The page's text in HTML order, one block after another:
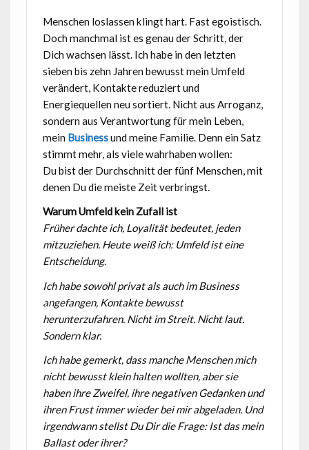
Menschen loslassen klingt hart. Fast egoistisch.
Doch manchmal ist es genau der Schritt, der
Dich wachsen lässt. Ich habe in den letzten
sieben bis zehn Jahren bewusst mein Umfeld
verändert, Kontakte reduziert und
Energiequellen neu sortiert. Nicht aus Arroganz,
sondern aus Verantwortung für mein Leben,
mein Businessund meine Familie. Denn ein Satz
stimmt mehr, als viele wahrhaben wollen:
Du bist der Durchschnitt der fünf Menschen, mit
denen Du die meiste Zeit verbringst.
Warum Umfeld kein Zufall ist
Früher dachte ich, Loyalität bedeutet, jeden
mitzuziehen. Heute weiß ich: Umfeld ist eine
Entscheidung.
Ich habe sowohl privat als auch im Business
angefangen, Kontakte bewusst
herunterzufahren. Nicht im Streit. Nicht laut.
Sondern klar.
Ich habe gemerkt, dass manche Menschen mich
nicht bewusst klein halten wollten, aber sie
haben ihre Zweifel, ihre negativen Gedanken und
ihren Frust immer wieder bei mir abgeladen. Und
irgendwann stellst Du Dir die Frage: Ist das mein
Ballast oder ihrer?